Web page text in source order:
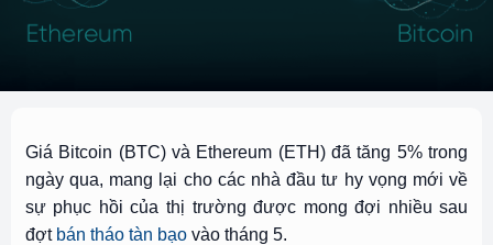
Giá Bitcoin (BTC) và Ethereum (ETH) đã tăng 5% trong
ngày qua, mang lại cho các nhà đầu tư hy vọng mới về
sự phục hồi của thị trường được mong đợi nhiều sau
đợt bán tháo tàn bạovào tháng 5.